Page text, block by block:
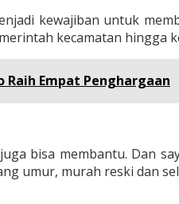
kewajiban untuk
kecamatan hingga
Raih Empat Penghargaan
bisa membantu. Dan
umur, murah reski dan